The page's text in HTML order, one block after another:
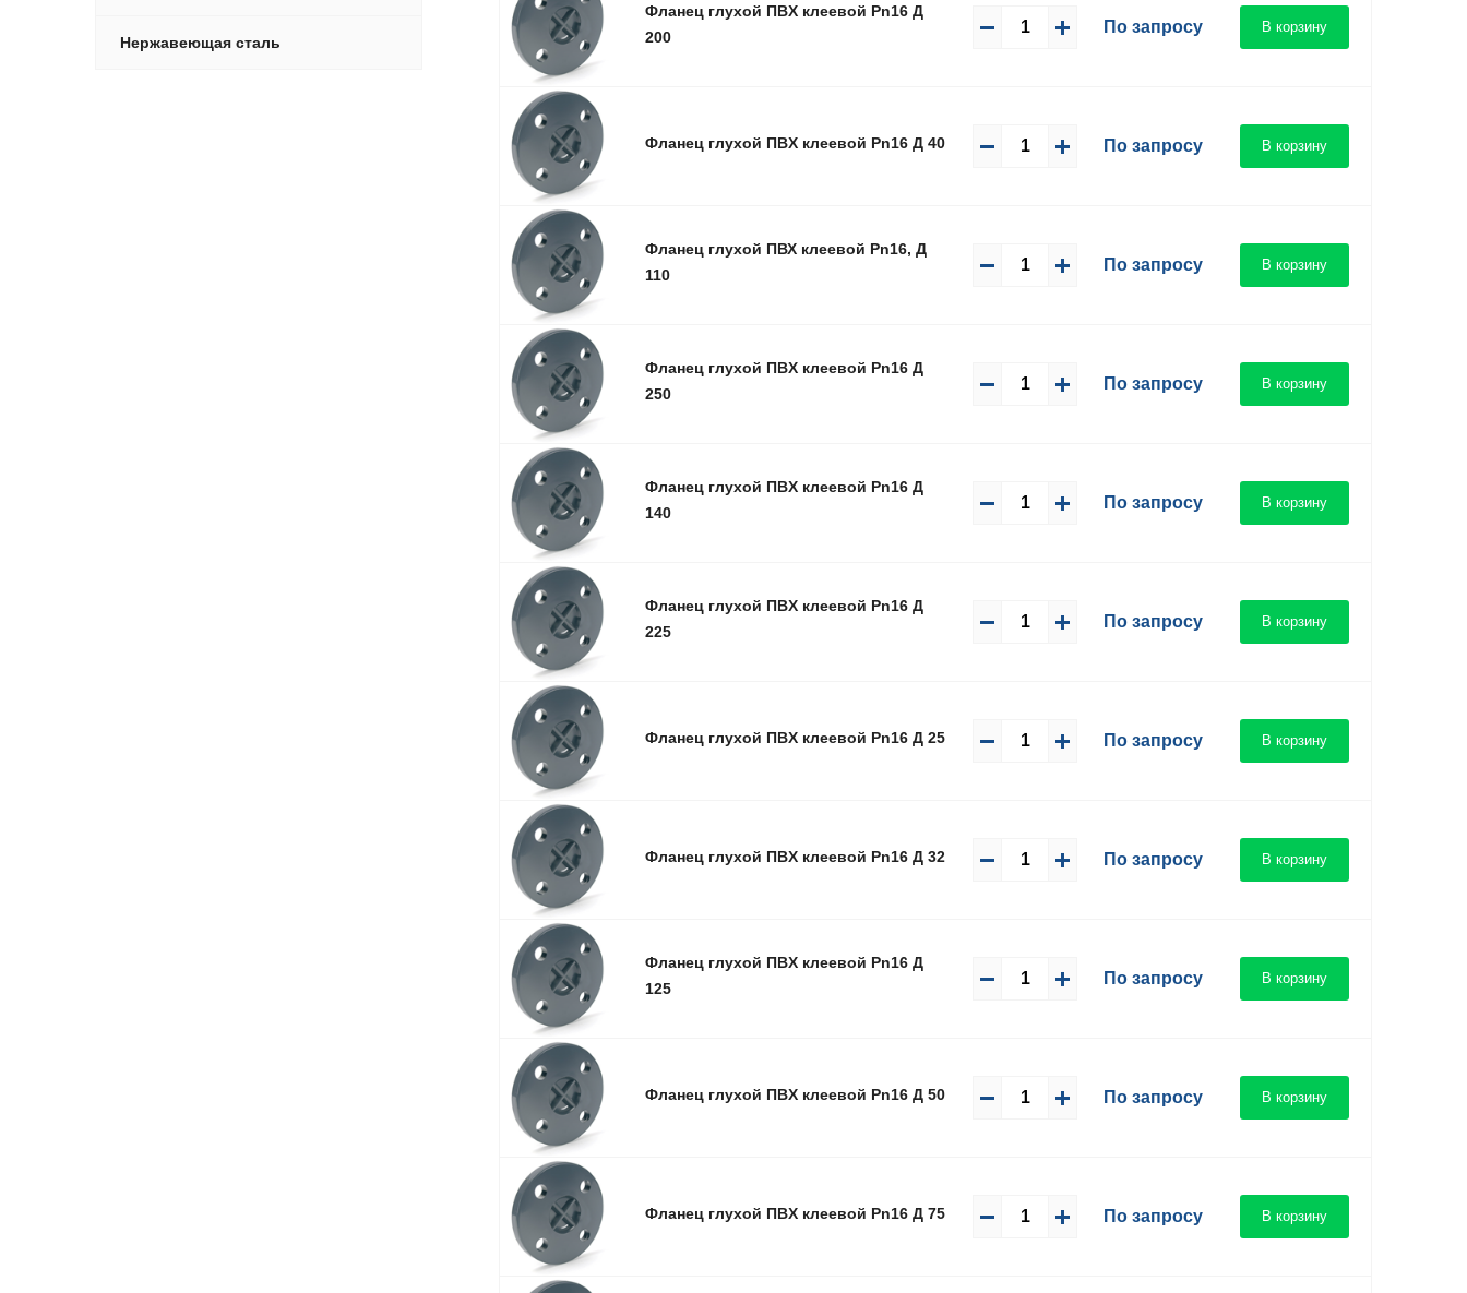
Фланец глуxой ПВX клеевой Pn16 Д
200
По запросу В корзину
Фланец глуxой ПВX клеевой Pn16 Д 40 По запросу В корзину
Фланец глухой ПВХ клеевой Pn16, Д
110
По запросу В корзину
Фланец глуxой ПВX клеевой Pn16 Д
250
По запросу В корзину
Фланец глуxой ПВX клеевой Pn16 Д
140
По запросу В корзину
Фланец глуxой ПВX клеевой Pn16 Д
225
По запросу В корзину
Фланец глуxой ПВX клеевой Pn16 Д 25 По запросу В корзину
Фланец глуxой ПВX клеевой Pn16 Д 32 По запросу В корзину
Фланец глуxой ПВX клеевой Pn16 Д
125
По запросу В корзину
Фланец глуxой ПВX клеевой Pn16 Д 50 По запросу В корзину
Фланец глуxой ПВX клеевой Pn16 Д 75 По запросу В корзину
Нержавеющая сталь